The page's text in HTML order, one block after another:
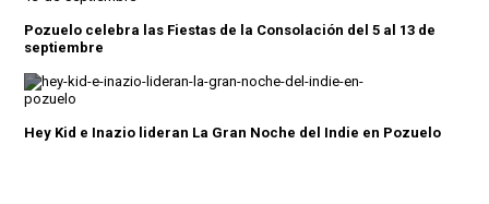
Pozuelo celebra las Fiestas de la Consolación del 5 al 13 de
septiembre
Hey Kid e Inazio lideran La Gran Noche del Indie en Pozuelo